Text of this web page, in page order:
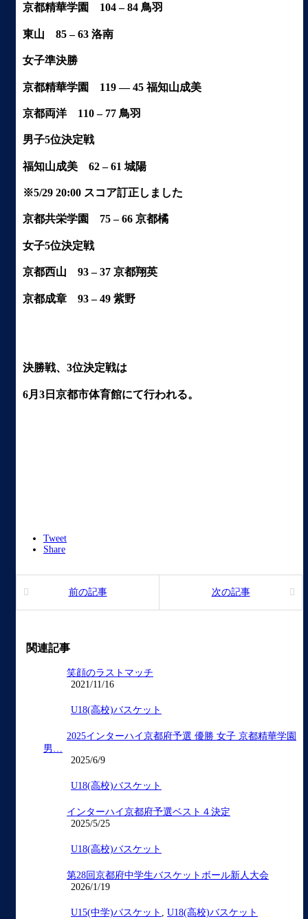
京都精華学園 104 – 84 鳥羽
東山 85 – 63 洛南
女子準決勝
京都精華学園 119 — 45 福知山成美
京都両洋 110 – 77 鳥羽
男子5位決定戦
福知山成美 62 – 61 城陽
※5/29 20:00 スコア訂正しました
京都共栄学園 75 – 66 京都橘
女子5位決定戦
京都西山 93 – 37 京都翔英
京都成章 93 – 49 紫野
決勝戦、3位決定戦は
6月3日京都市体育館にて行われる。
Tweet
Share
前の記事 次の記事
関連記事
笑顔のラストマッチ
2021/11/16
U18(高校)バスケット
2025インターハイ京都府予選 優勝 女子 京都精華学園
男…
2025/6/9
U18(高校)バスケット
インターハイ京都府予選ベスト４決定
2025/5/25
U18(高校)バスケット
第28回京都府中学生バスケットボール新人大会
2026/1/19
U15(中学)バスケット , U18(高校)バスケット